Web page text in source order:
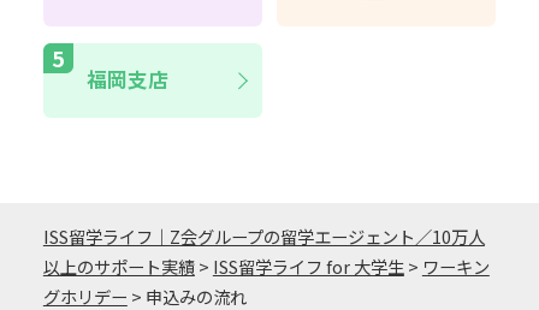
福岡支店
ISS留学ライフ｜Z会グループの留学エージェント／10万人
以上のサポート実績> ISS留学ライフ for 大学生> ワーキン
グホリデー > 申込みの流れ